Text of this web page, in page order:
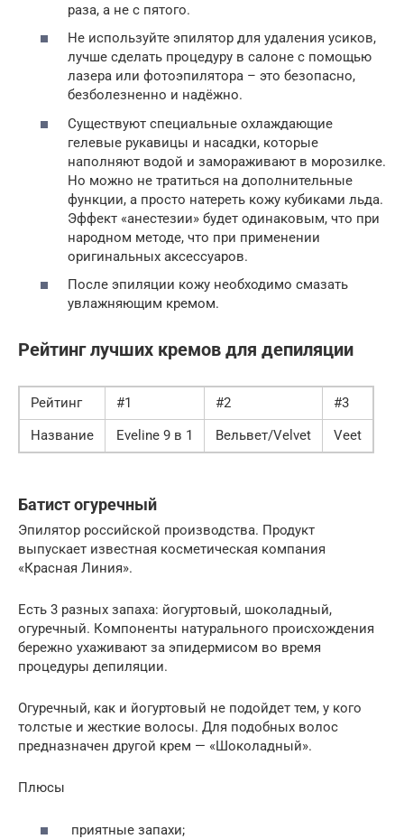
раза, а не с пятого.
Не используйте эпилятор для удаления усиков,
лучше сделать процедуру в салоне с помощью
лазера или фотоэпилятора – это безопасно,
безболезненно и надёжно.
Существуют специальные охлаждающие
гелевые рукавицы и насадки, которые
наполняют водой и замораживают в морозилке.
Но можно не тратиться на дополнительные
функции, а просто натереть кожу кубиками льда.
Эффект «анестезии» будет одинаковым, что при
народном методе, что при применении
оригинальных аксессуаров.
После эпиляции кожу необходимо смазать
увлажняющим кремом.
Рейтинг лучших кремов для депиляции
Рейтинг #1 #2
#3
Название
Eveline 9 в 1 Вельвет/Velvet Veet
Батист огуречный
Эпилятор российской производства. Продукт
выпускает известная косметическая компания
«Красная Линия».
Есть 3 разных запаха: йогуртовый, шоколадный,
огуречный. Компоненты натурального происхождения
бережно ухаживают за эпидермисом во время
процедуры депиляции.
Огуречный, как и йогуртовый не подойдет тем, у кого
толстые и жесткие волосы. Для подобных волос
предназначен другой крем — «Шоколадный».
Плюсы
приятные запахи;